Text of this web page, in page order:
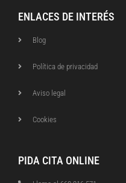
ENLACES DE INTERÉS
Blog
Política de privacidad
Aviso legal
Cookies
PIDA CITA ONLINE